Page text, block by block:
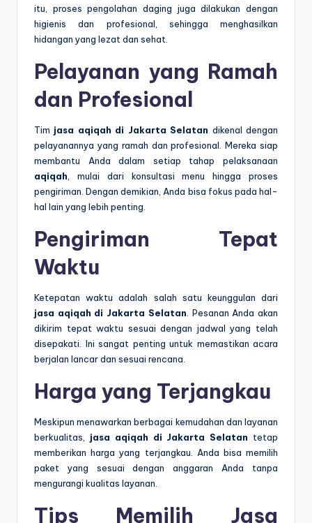
itu, proses pengolahan daging juga dilakukan dengan
higienis dan profesional, sehingga menghasilkan
hidangan yang lezat dan sehat.
Pelayanan yang Ramah
dan Profesional
Tim jasa aqiqah di Jakarta Selatan dikenal dengan
pelayanannya yang ramah dan profesional. Mereka siap
membantu Anda dalam setiap tahap pelaksanaan
aqiqah , mulai dari konsultasi menu hingga proses
pengiriman. Dengan demikian, Anda bisa fokus pada hal-
hal lain yang lebih penting.
Pengiriman Tepat
Waktu
Ketepatan waktu adalah salah satu keunggulan dari
jasa aqiqah di Jakarta Selatan . Pesanan Anda akan
dikirim tepat waktu sesuai dengan jadwal yang telah
disepakati. Ini sangat penting untuk memastikan acara
berjalan lancar dan sesuai rencana.
Harga yang Terjangkau
Meskipun menawarkan berbagai kemudahan dan layanan
berkualitas, jasa aqiqah di Jakarta Selatan tetap
memberikan harga yang terjangkau. Anda bisa memilih
paket yang sesuai dengan anggaran Anda tanpa
mengurangi kualitas layanan.
Tips Memilih Jasa